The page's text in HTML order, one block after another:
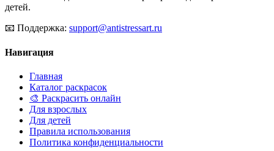
детей.
📧 Поддержка: support@antistressart.ru
Навигация
Главная
Каталог раскрасок
🎨 Раскрасить онлайн
Для взрослых
Для детей
Правила использования
Политика конфиденциальности